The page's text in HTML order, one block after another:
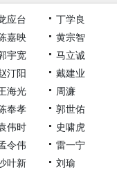
应台
丁学良
嘉映
黄宗智
宇宽
马立诚
汀阳
戴建业
海光
周濂
奉孝
郭世佑
伟时
史啸虎
令伟
雷一宁
叶新 刘瑜